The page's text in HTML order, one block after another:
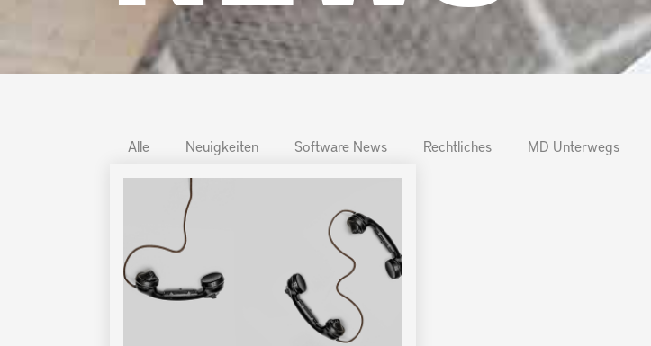
Alle Neuigkeiten Software News Rechtliches MD Unterwegs